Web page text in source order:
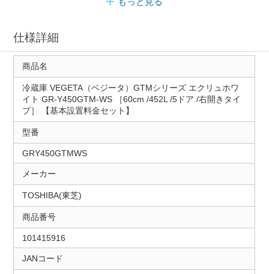
仕様詳細
商品名
冷蔵庫 VEGETA（ベジータ）GTMシリーズ エクリュホワ
イト GR-Y450GTM-WS ［60cm /452L /5ドア /右開きタイ
プ］ 【基本設置料金セット】
型番
GRY450GTMWS
メーカー
TOSHIBA(東芝)
商品番号
101415916
JANコード